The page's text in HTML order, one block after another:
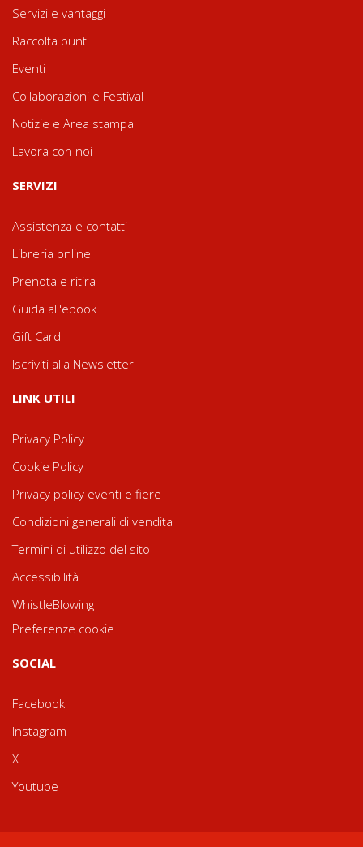
Servizi e vantaggi
Raccolta punti
Eventi
Collaborazioni e Festival
Notizie e Area stampa
Lavora con noi
SERVIZI
Assistenza e contatti
Libreria online
Prenota e ritira
Guida all'ebook
Gift Card
Iscriviti alla Newsletter
LINK UTILI
Privacy Policy
Cookie Policy
Privacy policy eventi e fiere
Condizioni generali di vendita
Termini di utilizzo del sito
Accessibilità
WhistleBlowing
Preferenze cookie
SOCIAL
Facebook
Instagram
X
Youtube